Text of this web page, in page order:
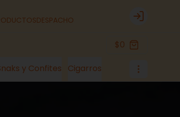
DESPACHO Login
$0
y Confites Cigarros